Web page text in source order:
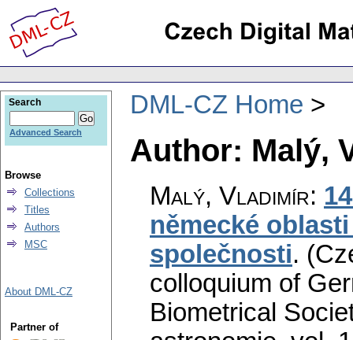
DML-CZ Home
Author: Malý,
Malý, Vladimír:
německé
společnosti.
colloquium of
Biometrical
Search
Advanced Search
Browse
Collections
Titles
Authors
MSC
About DML-CZ
Partner of